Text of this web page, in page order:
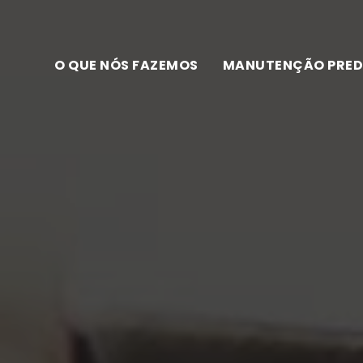
O QUE NÓS FAZEMOS MANUTENÇÃO